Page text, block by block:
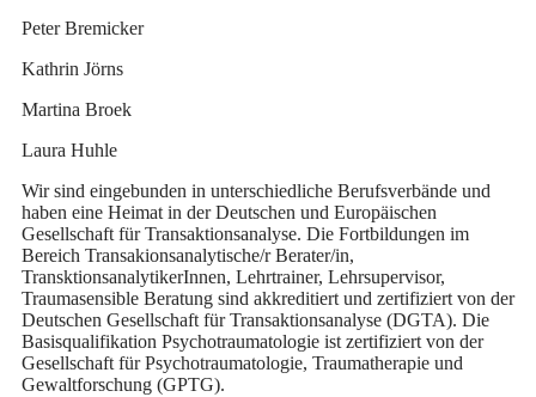
Peter Bremicker
Kathrin Jörns
Martina Broek
Laura Huhle
Wir sind eingebunden in unterschiedliche Berufsverbände und
haben eine Heimat in der Deutschen und Europäischen
Gesellschaft für Transaktionsanalyse. Die Fortbildungen im
Bereich Transakionsanalytische/r Berater/in,
TransktionsanalytikerInnen, Lehrtrainer, Lehrsupervisor,
Traumasensible Beratung sind akkreditiert und zertifiziert von der
Deutschen Gesellschaft für Transaktionsanalyse (DGTA). Die
Basisqualifikation Psychotraumatologie ist zertifiziert von der
Gesellschaft für Psychotraumatologie, Traumatherapie und
Gewaltforschung (GPTG).